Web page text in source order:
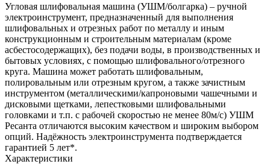
Угловая шлифовальная машина (УШМ/болгарка) – ручной
электроинструмент, предназначенный для выполнения
шлифовальных и отрезных работ по металлу и иным
конструкционным и строительным материалам (кроме
асбестосодержащих), без подачи воды, в производственных и
бытовых условиях, с помощью шлифовального/отрезного
круга. Машина может работать шлифовальным,
полировальным или отрезным кругом, а также зачистным
инструментом (металлическими/капроновыми чашечными и
дисковыми щетками, лепестковыми шлифовальными
головками и т.п. с рабочей скоростью не менее 80м/с) УШМ
Ресанта отличаются высоким качеством и широким выбором
опций. Надёжность электроинструмента подтверждается
гарантией 5 лет*.
Характеристики